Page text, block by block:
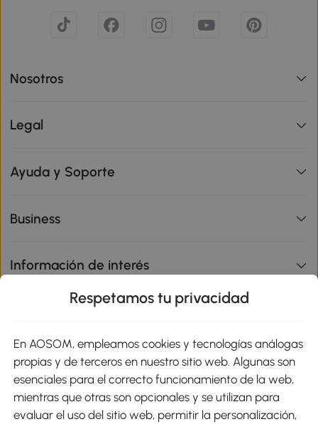
Nosotros
Legal
Ayuda y Soporte
Business
Información de interés
Métodos de Pago
Respetamos tu privacidad
En AOSOM, empleamos cookies y tecnologías análogas
propias y de terceros en nuestro sitio web. Algunas son
esenciales para el correcto funcionamiento de la web,
mientras que otras son opcionales y se utilizan para
evaluar el uso del sitio web, permitir la personalización,